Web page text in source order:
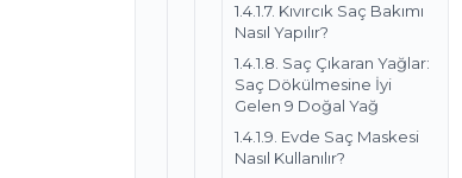
1.4.1.7. Kıvırcık Saç Bakımı
Nasıl Yapılır?
1.4.1.8. Saç Çıkaran Yağlar:
Saç Dökülmesine İyi
Gelen 9 Doğal Yağ
1.4.1.9. Evde Saç Maskesi
Nasıl Kullanılır?